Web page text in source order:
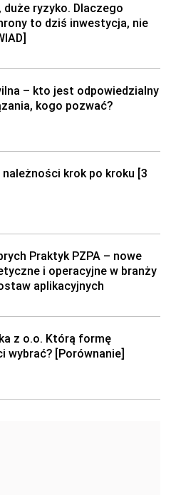
duże ryzyko. Dlaczego
to dziś inwestycja, nie
– kto jest odpowiedzialny
kogo pozwać?
należności krok po kroku [3
Praktyk PZPA – nowe
i operacyjne w branży
aplikacyjnych
z o.o. Którą formę
wybrać? [Porównanie]